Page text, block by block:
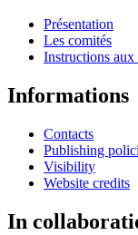
Présentation
Les comités
Instructions aux
Informations
Contacts
Publishing
Visibility
Website credits
In